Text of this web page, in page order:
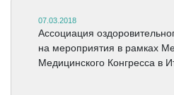
07.03.2018
Ассоциация
на мероприятия в рамках
Медицинского Конгресса в